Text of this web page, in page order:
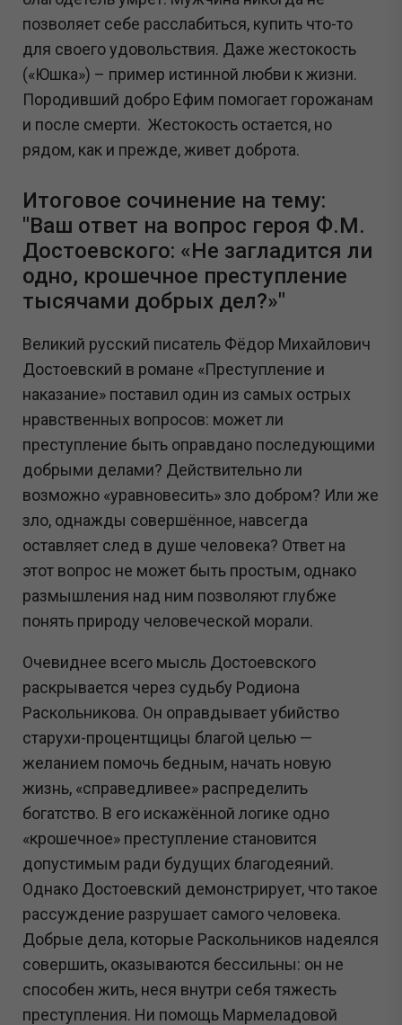
позволяет себе расслабиться, купить что-то
для своего удовольствия. Даже жестокость
(«Юшка») – пример истинной любви к жизни.
Породивший добро Ефим помогает горожанам
и после смерти. Жестокость остается, но
рядом, как и прежде, живет доброта.
Итоговое сочинение на тему:
"Ваш ответ на вопрос героя Ф.М.
Достоевского: «Не загладится ли
одно, крошечное преступление
тысячами добрых дел?»"
Великий русский писатель Фёдор Михайлович
Достоевский в романе «Преступление и
наказание» поставил один из самых острых
нравственных вопросов: может ли
преступление быть оправдано последующими
добрыми делами? Действительно ли
возможно «уравновесить» зло добром? Или же
зло, однажды совершённое, навсегда
оставляет след в душе человека? Ответ на
этот вопрос не может быть простым, однако
размышления над ним позволяют глубже
понять природу человеческой морали.
Очевиднее всего мысль Достоевского
раскрывается через судьбу Родиона
Раскольникова. Он оправдывает убийство
старухи-процентщицы благой целью —
желанием помочь бедным, начать новую
жизнь, «справедливее» распределить
богатство. В его искажённой логике одно
«крошечное» преступление становится
допустимым ради будущих благодеяний.
Однако Достоевский демонстрирует, что такое
рассуждение разрушает самого человека.
Добрые дела, которые Раскольников надеялся
совершить, оказываются бессильны: он не
способен жить, неся внутри себя тяжесть
преступления. Ни помощь Мармеладовой